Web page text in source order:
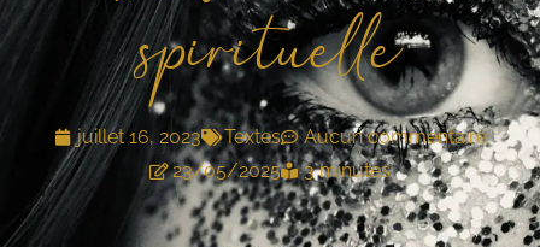
spirituelle
juillet 16, 2023 Textes
Aucun commentaire
23/05/2025
3 minutes